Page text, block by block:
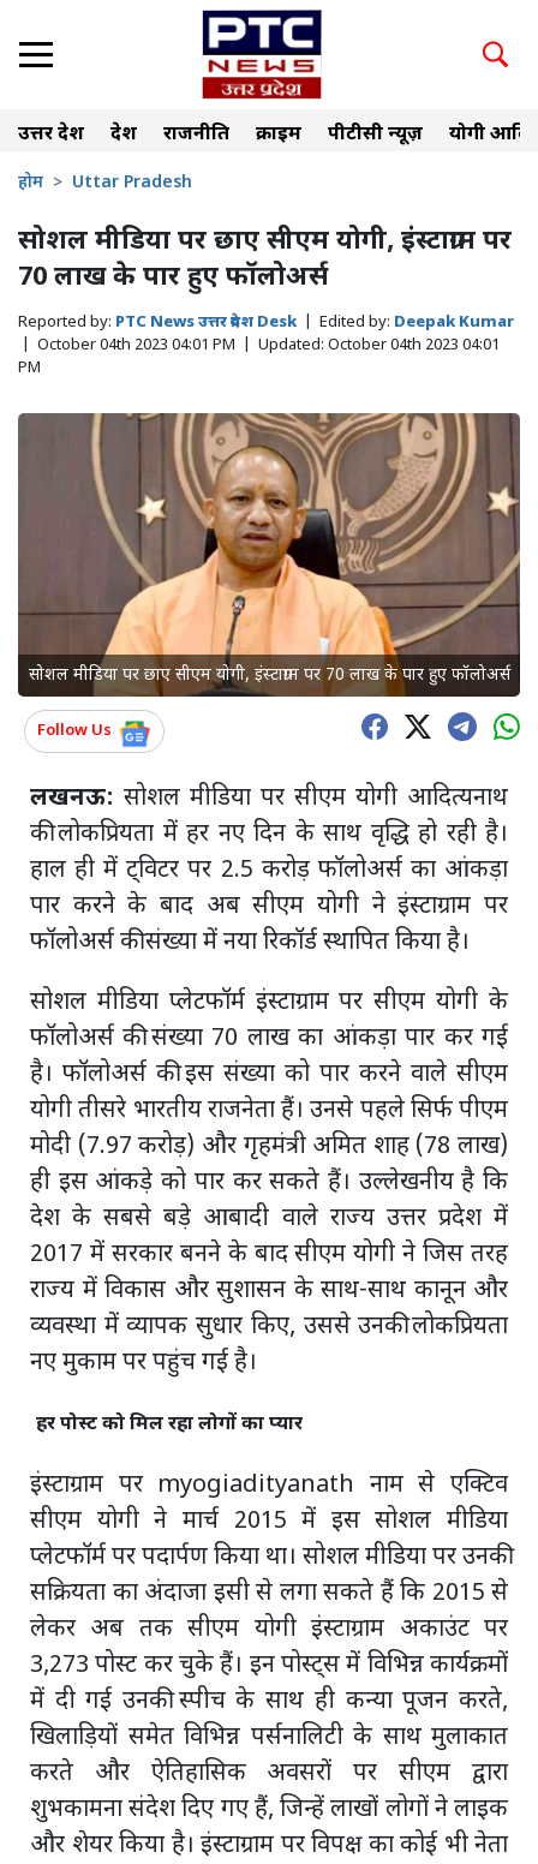
उत्तर प्रदेश देश राजनीति क्राइम पीटीसी न्यूज़ योगी
होम Uttar Pradesh
सोशल मीडिया पर छाए सीएम योगी, इंस्टाग्राम पर
70 लाख के पार हुए फॉलोअर्स
Reported by: PTC News उत्तर प्रदेश Desk Edited by: Deepak Kumar
October 04th 2023 04:01 PM Updated: October 04th 2023 04:01
PM
सोशल मीडिया पर छाए सीएम योगी, इंस्टाग्राम पर 70 लाख के पार हुए फॉलोअर्स
Follow Us
लखनऊ: सोशल मीडिया पर सीएम योगी आदित्यनाथ
की लोकप्रियता में हर नए दिन के साथ वृद्धि हो रही है।
हाल ही में ट्विटर पर 2.5 करोड़ फॉलोअर्स का आंकड़ा
पार करने के बाद अब सीएम योगी ने इंस्टाग्राम पर
फॉलोअर्स की संख्या में नया रिकॉर्ड स्थापित किया है।
सोशल मीडिया प्लेटफॉर्म इंस्टाग्राम पर सीएम योगी के
फॉलोअर्स की संख्या 70 लाख का आंकड़ा पार कर गई
है। फॉलोअर्स की इस संख्या को पार करने वाले सीएम
योगी तीसरे भारतीय राजनेता हैं। उनसे पहले सिर्फ पीएम
मोदी (7.97 करोड़) और गृहमंत्री अमित शाह (78 लाख)
ही इस आंकड़े को पार कर सकते हैं। उल्लेखनीय है कि
देश के सबसे बड़े आबादी वाले राज्य उत्तर प्रदेश में
2017 में सरकार बनने के बाद सीएम योगी ने जिस तरह
राज्य में विकास और सुशासन के साथ-साथ कानून और
व्यवस्था में व्यापक सुधार किए, उससे उनकी लोकप्रियता
नए मुकाम पर पहुंच गई है।
हर पोस्ट को मिल रहा लोगों का प्यार
इंस्टाग्राम पर myogiadityanath नाम से एक्टिव
सीएम योगी ने मार्च 2015 में इस सोशल मीडिया
प्लेटफॉर्म पर पदार्पण किया था। सोशल मीडिया पर उनकी
सक्रियता का अंदाजा इसी से लगा सकते हैं कि 2015 से
लेकर अब तक सीएम योगी इंस्टाग्राम अकाउंट पर
3,273 पोस्ट कर चुके हैं। इन पोस्ट्स में विभिन्न कार्यक्रमों
में दी गई उनकी स्पीच के साथ ही कन्या पूजन करते,
खिलाड़ियों समेत विभिन्न पर्सनालिटी के साथ मुलाकात
करते और ऐतिहासिक अवसरों पर सीएम द्वारा
शुभकामना संदेश दिए गए हैं, जिन्हें लाखों लोगों ने लाइक
और शेयर किया है। इंस्टाग्राम पर विपक्ष का कोई भी नेता